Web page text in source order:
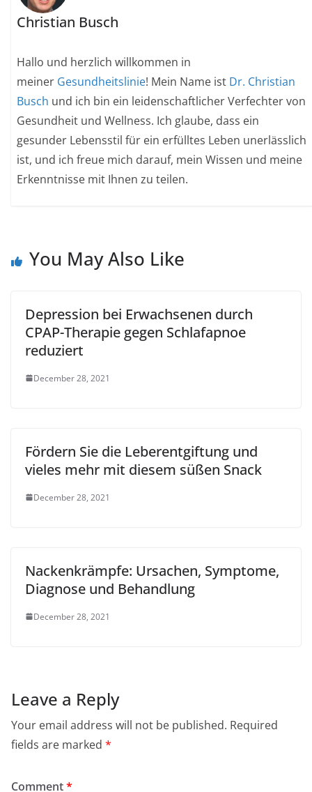
Christian Busch
Hallo und herzlich willkommen in
meiner Gesundheitslinie! Mein Name ist Dr. Christian
Busch und ich bin ein leidenschaftlicher Verfechter von
Gesundheit und Wellness. Ich glaube, dass ein
gesunder Lebensstil für ein erfülltes Leben unerlässlich
ist, und ich freue mich darauf, mein Wissen und meine
Erkenntnisse mit Ihnen zu teilen.
You May Also Like
Depression bei Erwachsenen durch
CPAP-Therapie gegen Schlafapnoe
reduziert
December 28, 2021
Fördern Sie die Leberentgiftung und
vieles mehr mit diesem süßen Snack
December 28, 2021
Nackenkrämpfe: Ursachen, Symptome,
Diagnose und Behandlung
December 28, 2021
Leave a Reply
Your email address will not be published. Required
fields are marked *
Comment*